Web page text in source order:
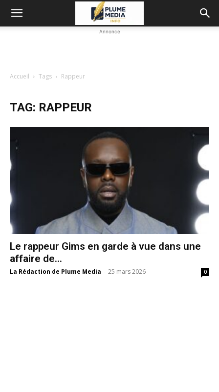
Annonce
Accueil Tags Rappeur
TAG: RAPPEUR
Le rappeur Gims en garde à vue dans une
affaire de...
La Rédaction de Plume Media - 25 mars 2026 0